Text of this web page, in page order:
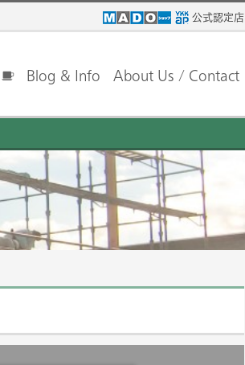
公式認定店
Blog & Info About Us / Contact